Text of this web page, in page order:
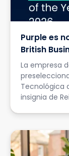
Purple es
British
La empresa
Tecnológica
insignia de